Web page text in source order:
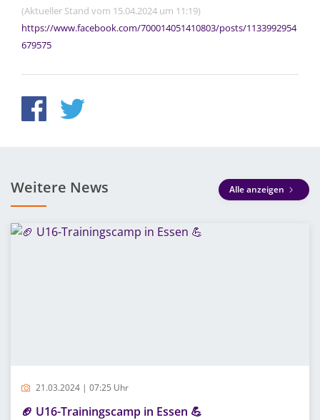
(Aktueller Stand vom 15.04.2024 um 11:19)
https://www.facebook.com/700014051410803/posts/1133992954
679575
Weitere News Alle anzeigen
21.03.2024 | 07:25 Uhr
🏈 U16-Trainingscamp in Essen 💪